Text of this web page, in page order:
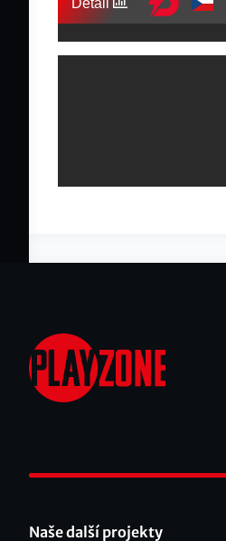
Detail
Naše další projekty